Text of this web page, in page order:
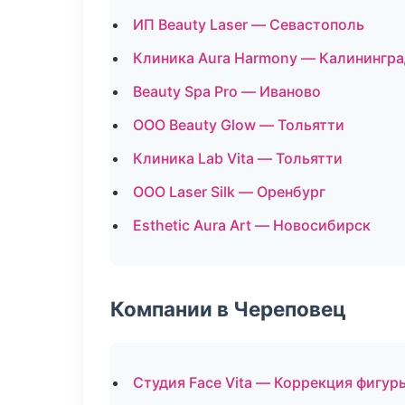
ИП Beauty Laser — Севастополь
Клиника Aura Harmony —
Beauty Spa Pro — Иваново
ООО Beauty Glow — Тольятти
Клиника Lab Vita — Тольятти
ООО Laser Silk — Оренбург
Esthetic Aura Art — Новосибирск
Компании в Череповец
Студия Face Vita — Коррекция